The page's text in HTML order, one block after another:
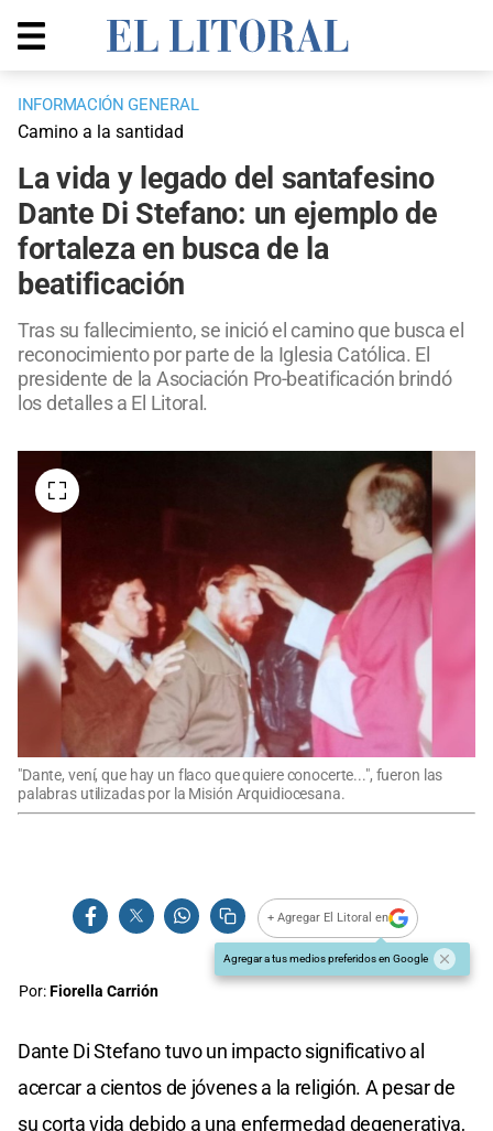
INFORMACIÓN GENERAL
Camino a la santidad
La vida y legado del santafesino
Dante Di Stefano: un ejemplo de
fortaleza en busca de la
beatificación
Tras su fallecimiento, se inició el camino que busca el
reconocimiento por parte de la Iglesia Católica. El
presidente de la Asociación Pro-beatificación brindó
los detalles a El Litoral.
"Dante, vení, que hay un flaco que quiere conocerte...", fueron las
palabras utilizadas por la Misión Arquidiocesana.
+ Agregar El Litoral en
Agregar a tus medios preferidos en Google
Por:Fiorella Carrión
Dante Di Stefano tuvo un impacto significativo al
acercar a cientos de jóvenes a la religión. A pesar de
su corta vida debido a una enfermedad degenerativa,